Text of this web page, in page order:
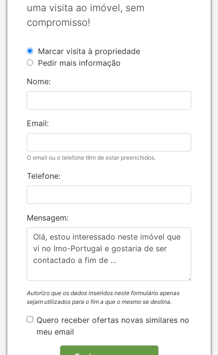
uma visita ao imóvel, sem
compromisso!
Marcar visita à propriedade
Pedir mais informação
Nome:
Email:
O email ou o telefone têm de estar preenchidos.
Telefone:
Mensagem:
Autorizo que os dados inseridos neste formulário apenas
sejam utilizados para o fim a que o mesmo se destina.
Quero receber ofertas novas similares no
meu email